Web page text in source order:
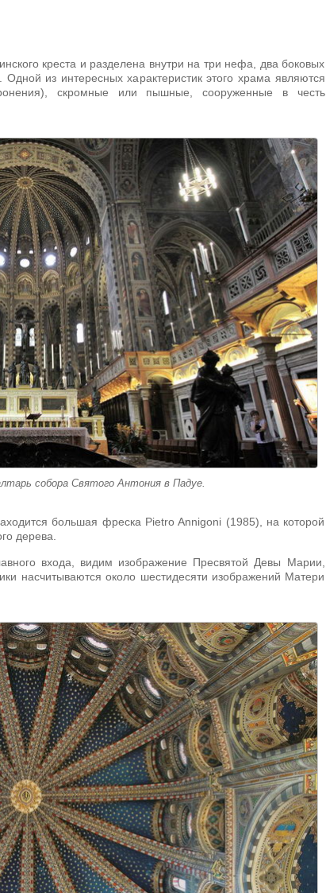
креста и разделена внутри на три нефа, два боковых
из интересных характеристик этого храма являются
скромные или пышные, сооруженные в честь
собора Святого Антония в Падуе.
большая фреска Pietro Annigoni (1985), на которой
дерева.
входа, видим изображение Пресвятой Девы Марии,
насчитываются около шестидесяти изображений Матери